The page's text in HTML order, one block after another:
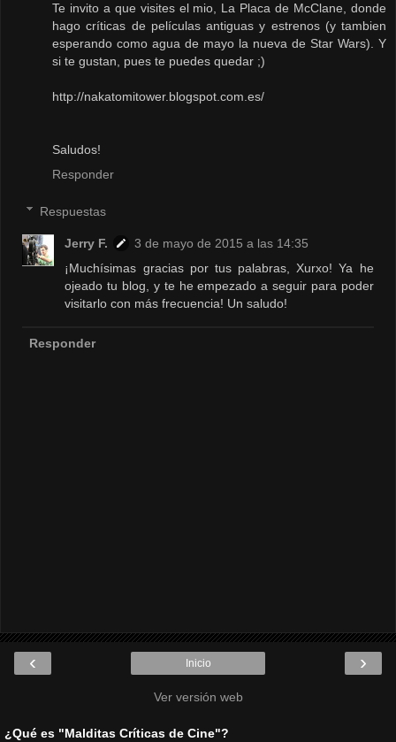
Te invito a que visites el mio, La Placa de McClane, donde
hago críticas de películas antiguas y estrenos (y tambien
esperando como agua de mayo la nueva de Star Wars). Y
si te gustan, pues te puedes quedar ;)
http://nakatomitower.blogspot.com.es/
Saludos!
Responder
Respuestas
Jerry F.
3 de mayo de 2015 a las 14:35
¡Muchísimas gracias por tus palabras, Xurxo! Ya he
ojeado tu blog, y te he empezado a seguir para poder
visitarlo con más frecuencia! Un saludo!
Responder
‹ ›
Inicio
Ver versión web
¿Qué es "Malditas Críticas de Cine"?